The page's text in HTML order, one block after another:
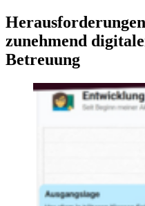
zunehmend
Betreuung